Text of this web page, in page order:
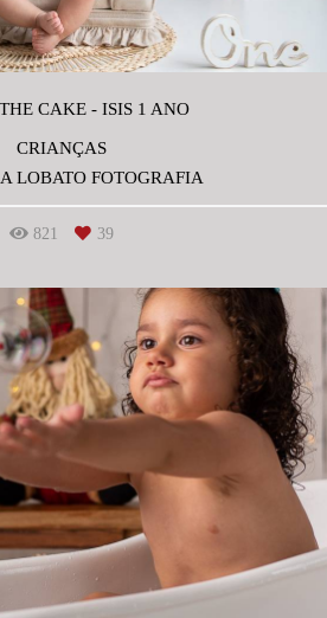
CAKE - ISIS 1 ANO
CRIANÇAS
LOBATO FOTOGRAFIA
821 39